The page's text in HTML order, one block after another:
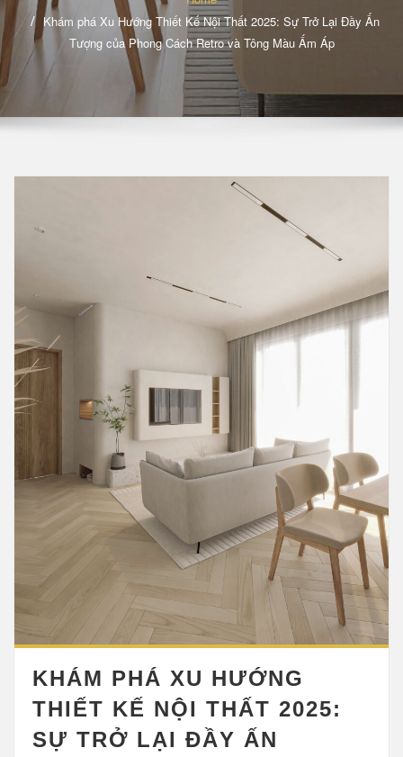
Khám phá Xu Hướng Thiết Kế Nội Thất 2025: Sự Trở Lại Đầy Ấn
Tượng của Phong Cách Retro và Tông Màu Ấm Áp
KHÁM PHÁ XU HƯỚNG
THIẾT KẾ NỘI THẤT 2025:
SỰ TRỞ LẠI ĐẦY ẤN